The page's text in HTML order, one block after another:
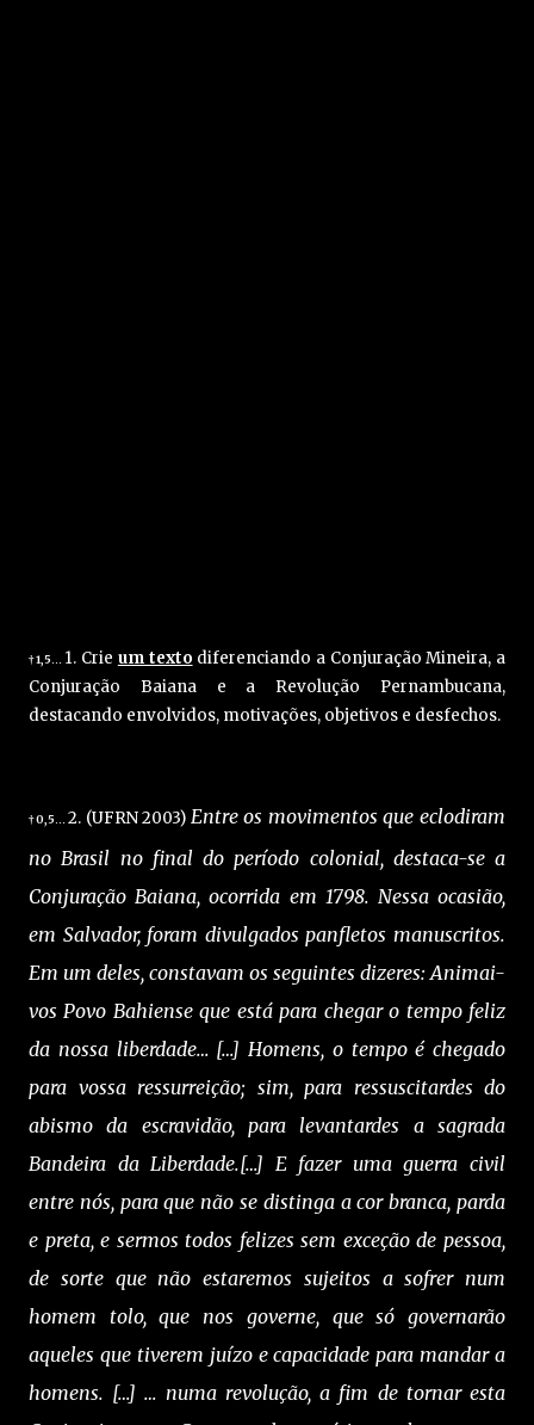
†1,5… 1. Crie um texto diferenciando a Conjuração Mineira, a
Conjuração Baiana e a Revolução Pernambucana,
destacando envolvidos, motivações, objetivos e desfechos.
†0,5… 2. (UFRN 2003) Entre os movimentos que eclodiram
no Brasil no final do período colonial, destaca-se a
Conjuração Baiana, ocorrida em 1798. Nessa ocasião,
em Salvador, foram divulgados panfletos manuscritos.
Em um deles, constavam os seguintes dizeres: Animai-
vos Povo Bahiense que está para chegar o tempo feliz
da nossa liberdade… […] Homens, o tempo é chegado
para vossa ressurreição; sim, para ressuscitardes do
abismo da escravidão, para levantardes a sagrada
Bandeira da Liberdade.[…] E fazer uma guerra civil
entre nós, para que não se distinga a cor branca, parda
e preta, e sermos todos felizes sem exceção de pessoa,
de sorte que não estaremos sujeitos a sofrer num
homem tolo, que nos governe, que só governarão
aqueles que tiverem juízo e capacidade para mandar a
homens. […] … numa revolução, a fim de tornar esta